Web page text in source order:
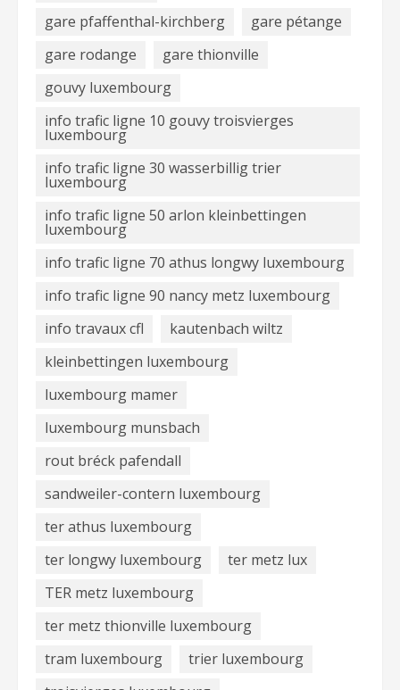
gare pfaffenthal-kirchberg
gare pétange
gare rodange
gare thionville
gouvy luxembourg
info trafic ligne 10 gouvy troisvierges
luxembourg
info trafic ligne 30 wasserbillig trier
luxembourg
info trafic ligne 50 arlon kleinbettingen
luxembourg
info trafic ligne 70 athus longwy luxembourg
info trafic ligne 90 nancy metz luxembourg
info travaux cfl
kautenbach wiltz
kleinbettingen luxembourg
luxembourg mamer
luxembourg munsbach
rout bréck pafendall
sandweiler-contern luxembourg
ter athus luxembourg
ter longwy luxembourg
ter metz lux
TER metz luxembourg
ter metz thionville luxembourg
tram luxembourg
trier luxembourg